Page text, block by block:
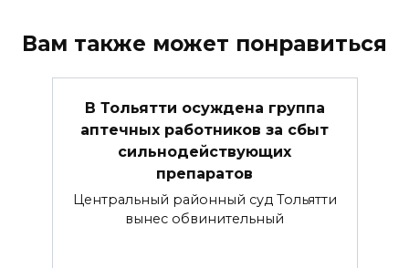
Вам также может понравиться
В Тольятти осуждена группа
аптечных работников за сбыт
сильнодействующих
препаратов
Центральный районный суд Тольятти
вынес обвинительный